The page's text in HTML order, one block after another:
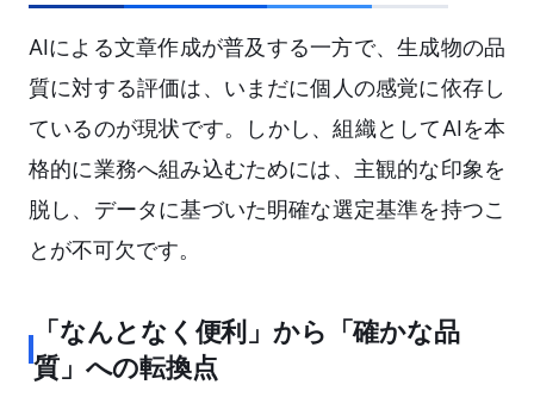
AIによる文章作成が普及する一方で、生成物の品
質に対する評価は、いまだに個人の感覚に依存し
ているのが現状です。しかし、組織としてAIを本
格的に業務へ組み込むためには、主観的な印象を
脱し、データに基づいた明確な選定基準を持つこ
とが不可欠です。
「なんとなく便利」から「確かな品
質」への転換点